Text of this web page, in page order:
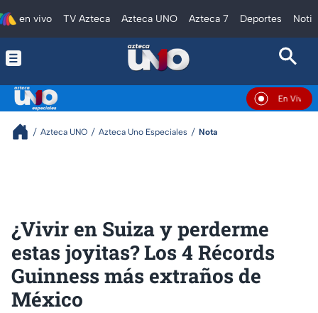
en vivo TV Azteca Azteca UNO Azteca 7 Deportes
En Vivo
Azteca UNO Azteca Uno Especiales Nota
¿Vivir en Suiza y perderme
estas joyitas? Los 4 Récords
Guinness más extraños de
México